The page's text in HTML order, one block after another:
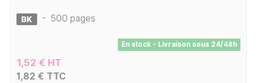
- 500 pages
En stock - Livraison sous 24/48h
1,52 € HT
1,82 € TTC